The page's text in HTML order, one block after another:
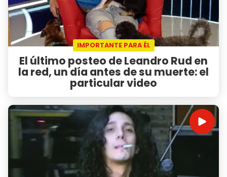
IMPORTANTE PARA ÉL
El último posteo de Leandro Rud en
la red, un día antes de su muerte: el
particular video